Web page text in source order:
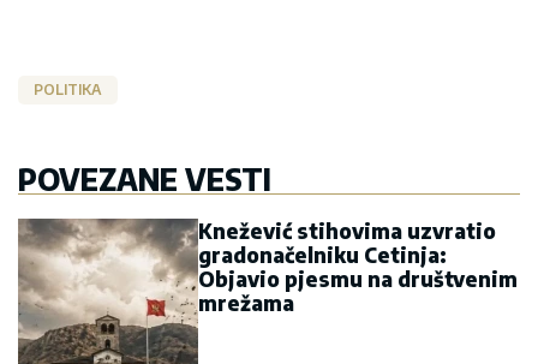
POLITIKA
POVEZANE VESTI
Knežević stihovima uzvratio
gradonačelniku Cetinja:
Objavio pjesmu na društvenim
mrežama